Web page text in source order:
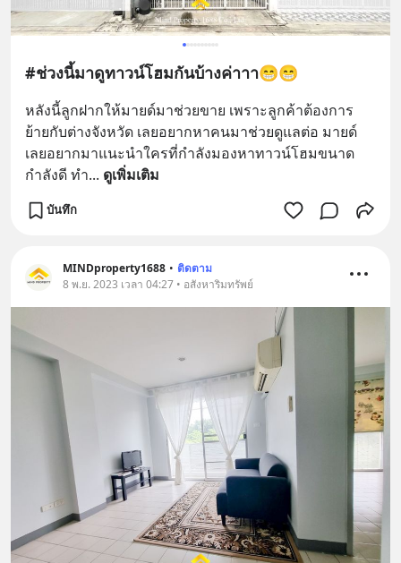
#ช่วงนี้มาดูทาวน์โฮมกันบ้างค่าาา😁😁
หลังนี้ลูกฝากให้มายด์มาช่วยขาย เพราะลูกค้าต้องการ
ย้ายกับต่างจังหวัด เลยอยากหาคนมาช่วยดูแลต่อ มายด์
เลยอยากมาแนะนำใครที่กำลังมองหาทาวน์โฮมขนาด
กำลังดี ทำ... ดูเพิ่มเติม
บันทึก
MINDproperty1688 • ติดตาม
8 พ.ย. 2023 เวลา 04:27 • อสังหาริมทรัพย์